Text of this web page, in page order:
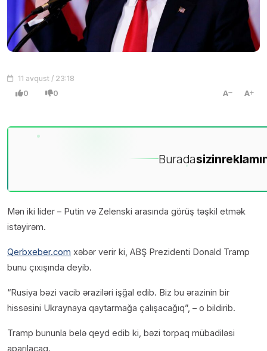
11 avqust / 23:18
0 0 A A
Buradasizin
Mən iki lider – Putin və Zelenski arasında görüş təşkil etmək
istəyirəm.
Qerbxeber.com xəbər verir ki, ABŞ Prezidenti Donald Tramp
bunu çıxışında deyib.
“Rusiya bəzi vacib əraziləri işğal edib. Biz bu ərazinin bir
hissəsini Ukraynaya qaytarmağa çalışacağıq”, – o bildirib.
Tramp bununla belə qeyd edib ki, bəzi torpaq mübadiləsi
aparılacaq.